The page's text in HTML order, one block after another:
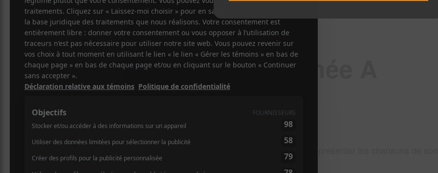
Cet évènement est passé.
Bears of Legend : Tournée A
Million Lives
2019-03-29 @ 20:00-23:00
Bears of Legend sera de passage au Théâtre du Petit Champlain pour présenter les chansons de son
nouvel album : A Million Lives.